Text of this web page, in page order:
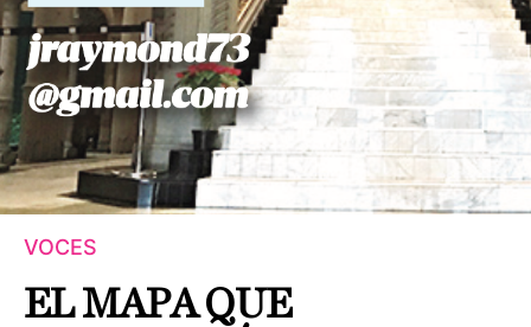
VOCES
EL MAPA QUE